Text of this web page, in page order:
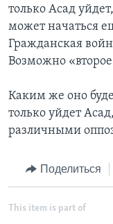
только Асад
может начаться
Гражданская
Возможно
Каким же оно
только уйдет
различными
Поделиться
This item is part of